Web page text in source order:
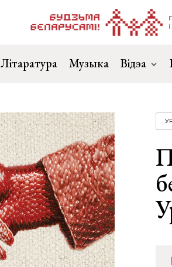
Літаратура Музыка Відэа